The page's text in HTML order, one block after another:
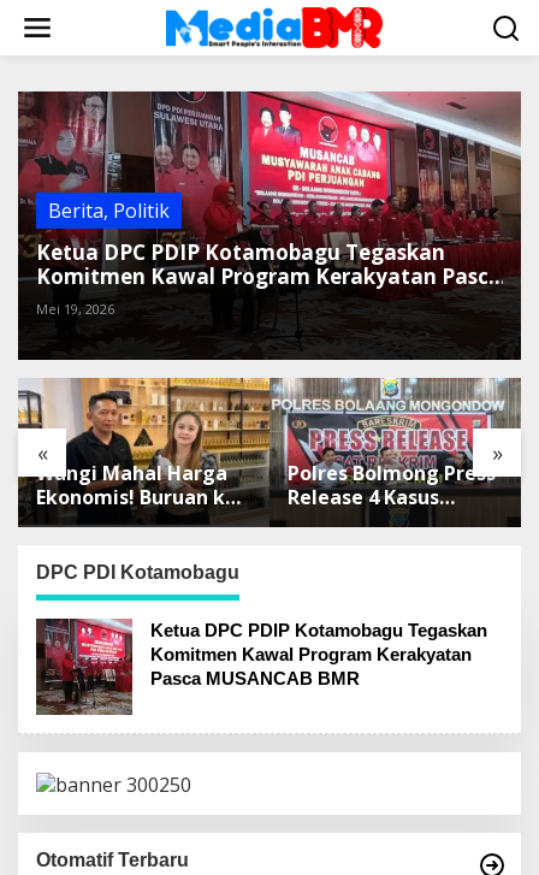
w
Berita, Politik
Ketua DPC PDIP Kotamobagu Tegaskan
Komitmen Kawal Program Kerakyatan Pasca
MUSANCAB BMR
Mei 19, 2026
« »
Wangi Mahal Harga
Ekonomis! Buruan ke
Winda Mandiri
SMPN 2 Matali
Kotamobagu
Polres Bolmong Press
Release 4 Kasus
Tipidter, Semua
DPC PDI Kotamobagu
Ketua DPC PDIP Kotamobagu Tegaskan
Komitmen Kawal Program Kerakyatan
Pasca MUSANCAB BMR
Otomatif Terbaru